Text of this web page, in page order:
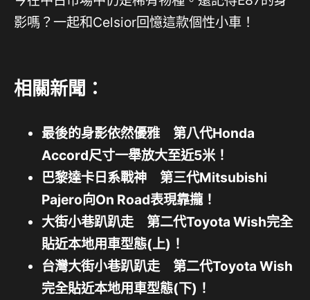
影嗎？一起和Celsior回憶這款個性小車！
相關新聞：
最後的身影依然優雅 第八代Honda
Accord尺寸一舉放大至近5米！
巴黎達卡日系戰神 第三代Mitsubishi
Pajero向On Road表現靠攏！
大街小巷趴趴走 第二代Toyota Wish完全
貼近本地用車型態(上)！
台灣大街小巷趴趴走 第二代Toyota Wish
完全貼近本地用車型態(下)！